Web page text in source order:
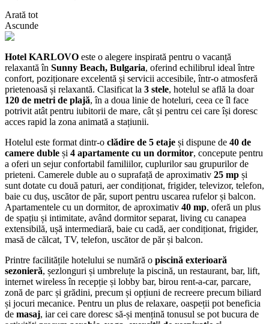
Arată tot
Ascunde
Hotel KARLOVO este o alegere inspirată pentru o vacanță
relaxantă în Sunny Beach, Bulgaria, oferind echilibrul ideal între
confort, poziționare excelentă și servicii accesibile, într-o atmosferă
prietenoasă și relaxantă. Clasificat la 3 stele, hotelul se află la doar
120 de metri de plajă, în a doua linie de hoteluri, ceea ce îl face
potrivit atât pentru iubitorii de mare, cât și pentru cei care își doresc
acces rapid la zona animată a stațiunii.
Hotelul este format dintr-o clădire de 5 etaje și dispune de 40 de
camere duble și 4 apartamente cu un dormitor, concepute pentru
a oferi un sejur confortabil familiilor, cuplurilor sau grupurilor de
prieteni. Camerele duble au o suprafață de aproximativ 25 mp și
sunt dotate cu două paturi, aer condiționat, frigider, televizor, telefon,
baie cu duș, uscător de păr, suport pentru uscarea rufelor și balcon.
Apartamentele cu un dormitor, de aproximativ 40 mp, oferă un plus
de spațiu și intimitate, având dormitor separat, living cu canapea
extensibilă, ușă intermediară, baie cu cadă, aer condiționat, frigider,
masă de călcat, TV, telefon, uscător de păr și balcon.
Printre facilitățile hotelului se numără o piscină exterioară
sezonieră, șezlonguri și umbreluțe la piscină, un restaurant, bar, lift,
internet wireless în recepție și lobby bar, birou rent-a-car, parcare,
zonă de parc și grădini, precum și opțiuni de recreere precum biliard
și jocuri mecanice. Pentru un plus de relaxare, oaspeții pot beneficia
de masaj, iar cei care doresc să-și mențină tonusul se pot bucura de